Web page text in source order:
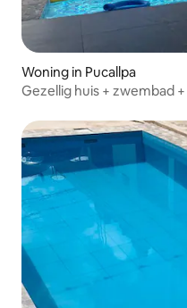
Woning in Pucallpa
Gezellig huis + zwembad